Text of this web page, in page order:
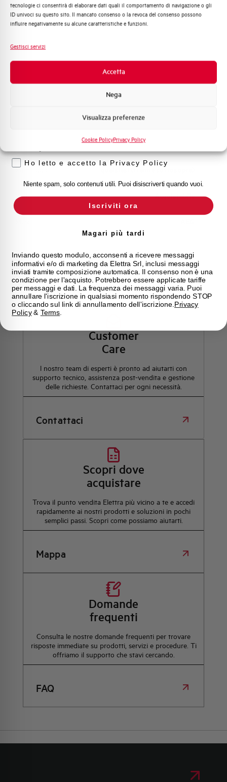
tecnologie ci consentirà di elaborare dati quali il comportamento di navigazione o gli
ID univoci su questo sito. Il mancato consenso o la revoca del consenso possono
influire negativamente su alcune caratteristiche e funzioni.
Gestisci servizi
Accetta
Nega
Visualizza preferenze
Cookie PolicyPrivacy Policy
Adatto al sezionamento
secondo EN 60947-2
SI
Temperatura di riferimento (°C)
Montaggio qualsiasi (tranne sottosopra)
Stato Acquistabile
Hai bisogno di supporto?
Customer
Care
l nostro team di esperti è pronto ad aiutarti con
supporto tecnico, assistenza post-vendita e gestione
delle richieste. Contattaci per ogni necessità.
Contattaci
Scopri dove
acquistare
Trova il punto vendita Elettra più vicino a te e accedi
rapidamente ai nostri prodotti e soluzioni in pochi
semplici passi. Scopri come possiamo aiutarti.
Mappa
Domande
frequenti
Consulta le nostre domande frequenti per trovare
risposte immediate su prodotti, servizi e procedure. Ti
offriamo il supporto che stavi cercando.
FAQ
Distribuzione di Energia
Automazione Industriale
Sistema Quadri
Promozioni e offerte
Formazione tecnica
Voglio ricevere aggiornamenti, novità di
Ho letto e accetto la Privacy Policy
Niente spam, solo contenuti utili. Puoi disiscriverti quando vuoi.
Iscriviti ora
Magari più tardi
Inviando questo modulo, acconsenti a ricevere messaggi
informativi e/o di marketing da Elettra Srl, inclusi messaggi
inviati tramite composizione automatica. Il consenso non è una
condizione per l'acquisto. Potrebbero essere applicate tariffe
per messaggi e dati. La frequenza dei messaggi varia. Puoi
annullare l'iscrizione in qualsiasi momento rispondendo STOP
o cliccando sul link di annullamento dell'iscrizione. Privacy
Policy& Terms